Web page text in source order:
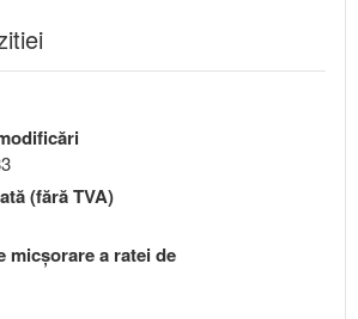
(fără TVA)
micşorare a ratei de